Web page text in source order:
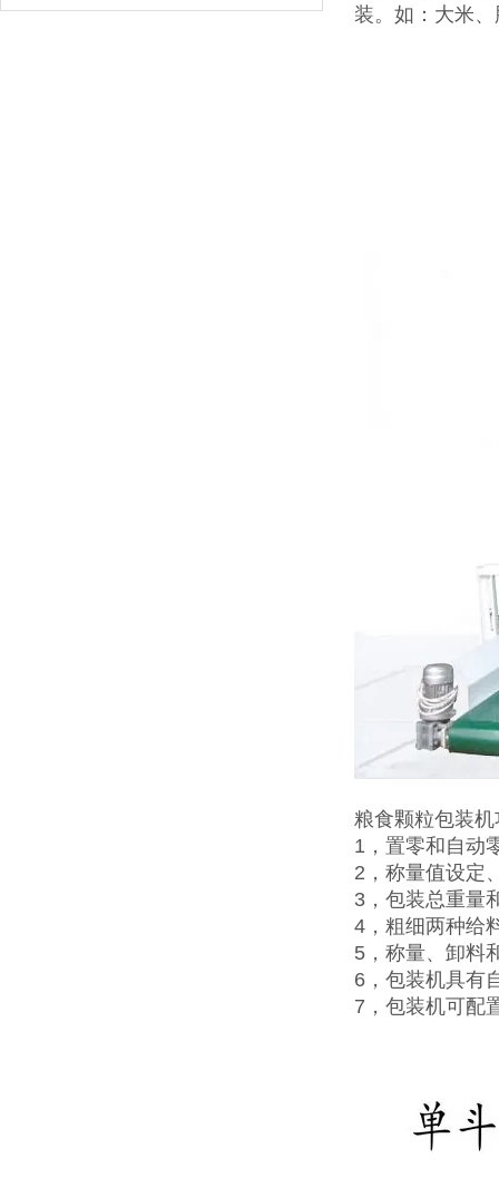
装。如：大米
粮食颗粒包装
1，置零和自动
2，称量值设定
3，包装总重量
4，粗细两种给
5，称量、卸料
6，包装机具有
7，包装机可配